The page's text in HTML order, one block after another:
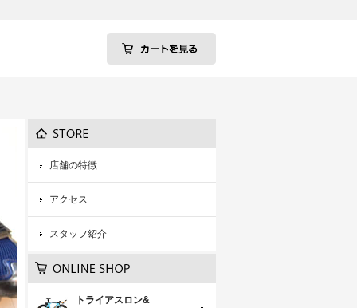
店舗の特徴
アクセス
スタッフ紹介
トライアスロン&